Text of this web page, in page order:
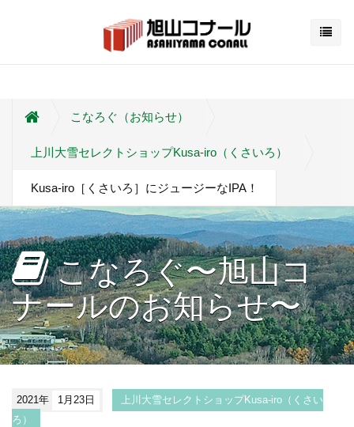
こなろぐ（お知らせ）
上川大雪セレクトショップKusa-iro（くさいろ）
Kusa-iro［くさいろ］にジュージーなIPA！
こなろぐ〜旭山コ
ナールのお知らせ〜
2021年 1月23日
上川大雪セレクトショップKusa-iro（くさい
ろ）